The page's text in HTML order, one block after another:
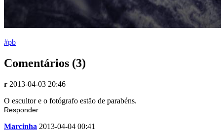
#pb
Comentários (3)
r 2013-04-03 20:46
O escultor e o fotógrafo estão de parabéns.
Responder
Marcinha 2013-04-04 00:41